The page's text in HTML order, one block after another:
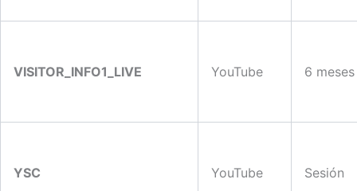
VISITOR_INFO1_LIVE YouTube 6 meses
YSC YouTube Sesión